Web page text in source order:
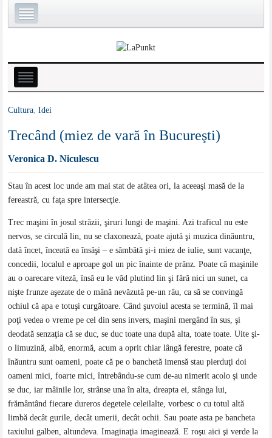
Cultura,Idei
Trecând (miez de vară în Bucureşti)
Veronica D. Niculescu
Stau în acest loc unde am mai stat de atâtea ori, la aceeaşi masă de la
fereastră, cu faţa spre intersecţie.
Trec maşini în josul străzii, şiruri lungi de maşini. Azi traficul nu este
nervos, se circulă lin, nu se claxonează, poate ajută şi muzica dinăuntru,
dată încet, înceată ea însăşi – e sâmbătă şi-i miez de iulie, sunt vacanţe,
concedii, localul e aproape gol un pic înainte de prânz. Poate că maşinile
au o oarecare viteză, însă eu le văd plutind lin şi fără nici un sunet, ca
nişte frunze aşezate de o mână nevăzută pe-un râu, ca să se convingă
ochiul că apa e totuşi curgătoare. Când şuvoiul acesta se termină, îl mai
poţi vedea o vreme pe cel din sens invers, maşini mergând în sus, şi
deodată senzaţia că se duc, se duc toate una după alta, toate toate. Uite şi-
o limuzină, albă, enormă, acum a oprit chiar lângă ferestre, poate că
înăuntru sunt oameni, poate că pe o banchetă imensă stau pierduţi doi
oameni mici, foarte mici, întrebându-se cum de-au nimerit acolo şi unde
se duc, iar mâinile lor, strânse una în alta, dreapta ei, stânga lui,
frământând fiecare dureros degetele celeilalte, vorbesc o cu totul altă
limbă decât gurile, decât umerii, decât ochii. Sau poate asta pe bancheta
taxiului galben, altundeva. Imaginaţia imaginează. E roşu aici şi verde la